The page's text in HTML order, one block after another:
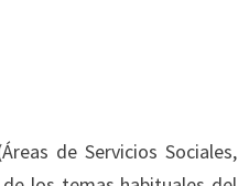
de Servicios Sociales,